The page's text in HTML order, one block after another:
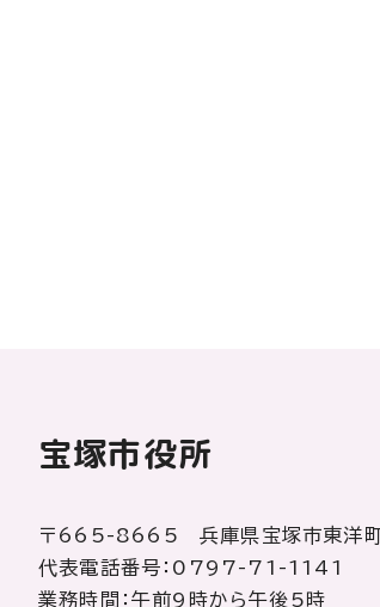
宝塚市役所
〒665-8665 兵庫県宝塚市東洋
代表電話番号：0797-71-1141
業務時間：午前9時から午後5時